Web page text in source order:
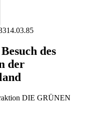
14.03.85
des
der
DIE GRÜNEN